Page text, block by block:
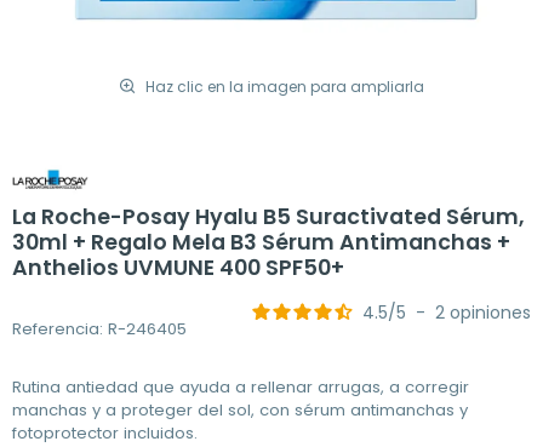
Haz clic en la imagen para ampliarla
La Roche-Posay Hyalu B5 Suractivated Sérum,
30ml + Regalo Mela B3 Sérum Antimanchas +
Anthelios UVMUNE 400 SPF50+
Referencia: R-246405
4.5/5 - 2 opiniones
Rutina antiedad que ayuda a rellenar arrugas, a corregir
manchas y a proteger del sol, con sérum antimanchas y
fotoprotector incluidos.